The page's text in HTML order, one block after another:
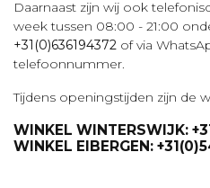
Daarnaast zijn wij ook
week tussen 08:00 - 21:00
+31(0)636194372 of via
telefoonnummer.
Tijdens openingstijden zijn de
WINKEL WINTERSWIJK:
WINKEL EIBERGEN: